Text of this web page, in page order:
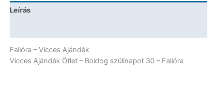
-
Leírás
Falióra – Vicces Ajándék
Vicces Ajándék Ötlet – Boldog szülinapot 30 – Falióra